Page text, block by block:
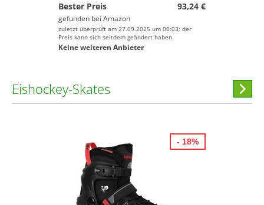
Bester Preis
93,24 €
gefunden bei Amazon
zuletzt überprüft am 27.09.2025 um 00:03; der
Preis kann sich seitdem geändert haben.
Keine weiteren Anbieter
Eishockey-Skates
- 18%